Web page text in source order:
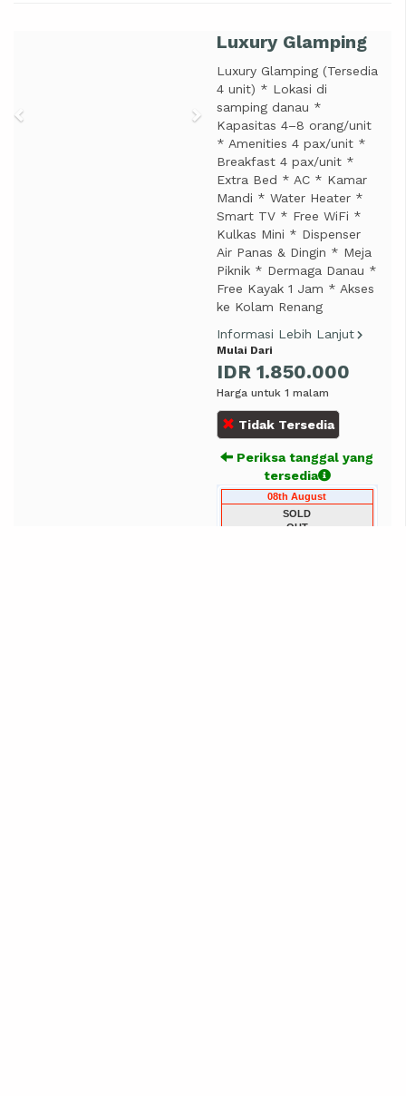
Next
Luxury Glamping
Luxury Glamping (Tersedia
4 unit) * Lokasi di
samping danau *
Kapasitas 4–8 orang/unit
* Amenities 4 pax/unit *
Breakfast 4 pax/unit *
Extra Bed * AC * Kamar
Mandi * Water Heater *
Smart TV * Free WiFi *
Kulkas Mini * Dispenser
Air Panas & Dingin * Meja
Piknik * Dermaga Danau *
Free Kayak 1 Jam * Akses
ke Kolam Renang
Informasi Lebih Lanjut
Mulai Dari
IDR 1.850.000
Harga untuk 1 malam
Tidak Tersedia
Periksa tanggal yang
tersedia
08th August
SOLD
OUT